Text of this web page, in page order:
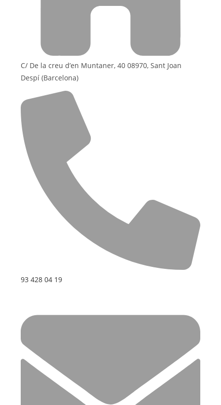
C/ De la creu d’en Muntaner, 40 08970, Sant Joan
Despí (Barcelona)
93 428 04 19